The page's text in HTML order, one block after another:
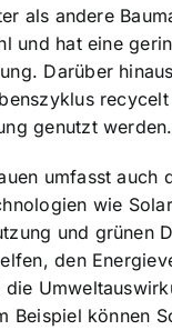
als andere
und hat eine
Darüber
genutzt werden.
umfasst auch
wie
und grünen
den
die
Beispiel können